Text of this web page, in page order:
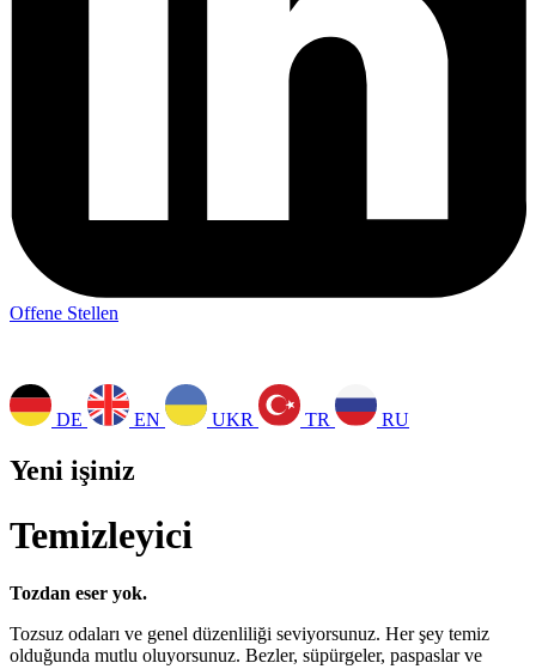
Offene Stellen
DE EN UKR TR RU
Yeni işiniz
Temizleyici
Tozdan eser yok.
Tozsuz odaları ve genel düzenliliği seviyorsunuz. Her şey temiz
olduğunda mutlu oluyorsunuz. Bezler, süpürgeler, paspaslar ve